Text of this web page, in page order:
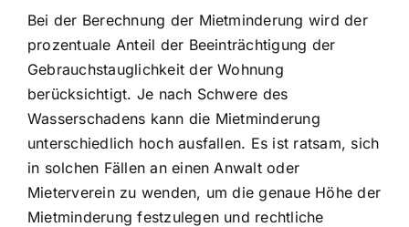
Bei der Berechnung der Mietminderung wird der
prozentuale Anteil der Beeinträchtigung der
Gebrauchstauglichkeit der Wohnung
berücksichtigt. Je nach Schwere des
Wasserschadens kann die Mietminderung
unterschiedlich hoch ausfallen. Es ist ratsam, sich
in solchen Fällen an einen Anwalt oder
Mieterverein zu wenden, um die genaue Höhe der
Mietminderung festzulegen und rechtliche